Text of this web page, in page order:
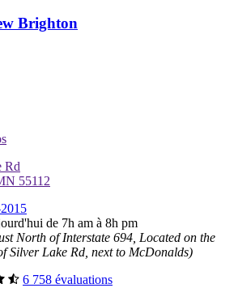
Brighton
Rd
55112
de 7h am à 8h pm
North of Interstate 694, Located on the
Silver Lake Rd, next to McDonalds)
6 758 évaluations